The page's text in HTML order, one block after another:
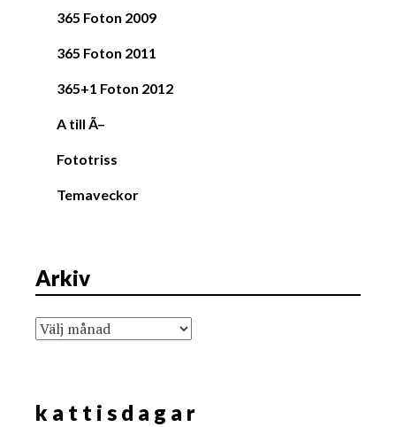
365 Foton 2009
365 Foton 2011
365+1 Foton 2012
A till Ã–
Fototriss
Temaveckor
Arkiv
Arkiv
k a t t i s d a g a r